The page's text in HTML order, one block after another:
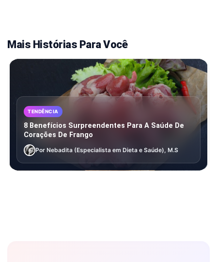
Mais Histórias Para Você
TENDÊNCIA
8 Benefícios Surpreendentes Para A Saúde De
Corações De Frango
Por Nebadita (Especialista em Dieta e Saúde), M.S